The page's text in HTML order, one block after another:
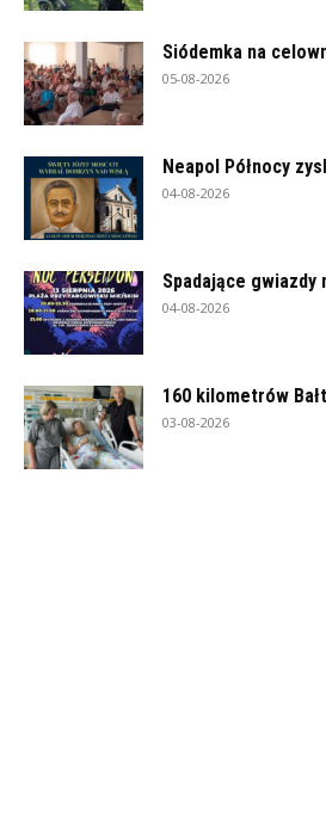
Siódemka na
05-08-2026
Neapol Północy
04-08-2026
Spadające gwiazdy
04-08-2026
160 kilometrów
03-08-2026